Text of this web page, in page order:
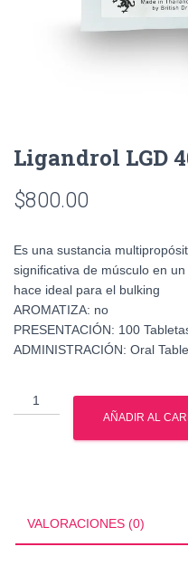
Ligandrol LGD
$800.00
Es una sustancia
significativa de músculo en
hace ideal para el bulking
AROMATIZA: no
PRESENTACIÓN: 100
ADMINISTRACIÓN: Oral
Ligandrol
LGD
AÑADIR AL
VALORACIONES (0)